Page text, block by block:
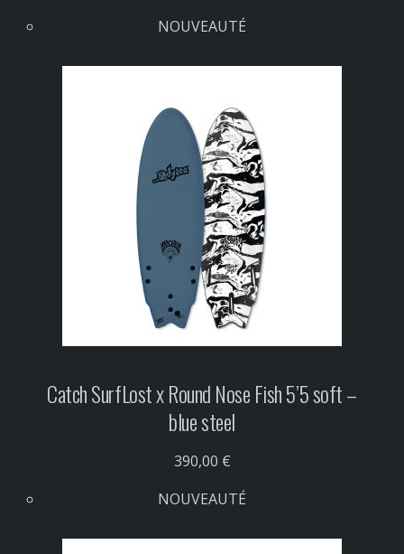
NOUVEAUTÉ
Catch SurfLost x Round Nose Fish 5’5 soft –
blue steel
390,00 €
NOUVEAUTÉ